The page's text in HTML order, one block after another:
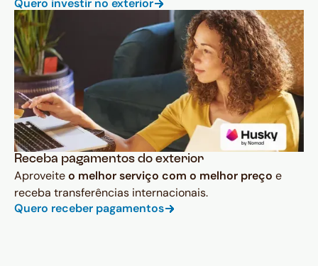
Quero investir no exterior
Receba pagamentos do exterior
Aproveiteo melhor serviço com o melhor preço e
receba transferências internacionais.
Quero receber pagamentos